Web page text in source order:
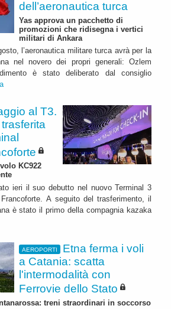
dell’aeronautica turca
Yas approva un pacchetto di
promozioni che ridisegna i vertici
militari di Ankara
l’aeronautica militare turca avrà per la
nel novero dei propri generali: Ozlem
è stato deliberato dal consiglio
al T3.
KC922
ieri il suo debutto nel nuovo Terminal 3
A seguito del trasferimento, il
è stato il primo della compagnia kazaka
AEROPORTI
Etna ferma i voli
a Catania: scatta
l'intermodalità con
Ferrovie dello Stato
treni straordinari in soccorso